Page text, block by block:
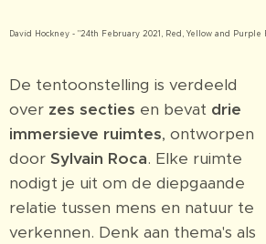
David Hockney - "24th February 2021, Red, Yellow and
De tentoonstelling is verdeeld
over zes secties en bevat drie
immersieve ruimtes, ontworpen
door Sylvain Roca. Elke ruimte
nodigt je uit om de diepgaande
relatie tussen mens en natuur te
verkennen. Denk aan thema's als